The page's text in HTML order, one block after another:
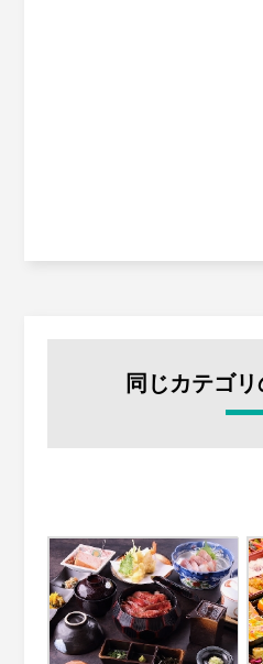
同じカテゴ